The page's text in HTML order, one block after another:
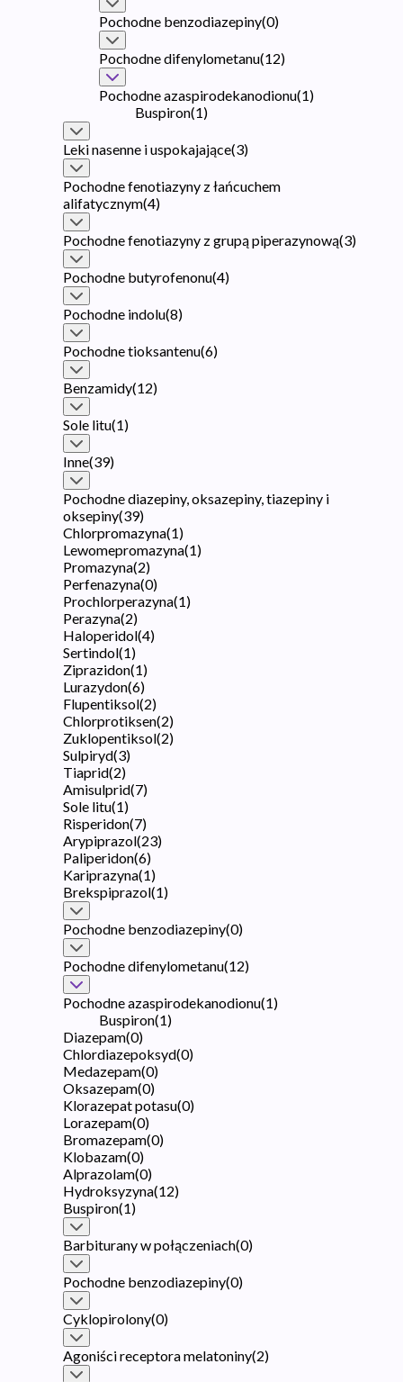
Pochodne benzodiazepiny(0)
Pochodne difenylometanu(12)
Pochodne azaspirodekanodionu(1)
Buspiron(1)
Leki nasenne i uspokajające(3)
Pochodne fenotiazyny z łańcuchem
alifatycznym(4)
Pochodne fenotiazyny z grupą piperazynową(3)
Pochodne butyrofenonu(4)
Pochodne indolu(8)
Pochodne tioksantenu(6)
Benzamidy(12)
Sole litu(1)
Inne(39)
Pochodne diazepiny, oksazepiny, tiazepiny i
oksepiny(39)
Chlorpromazyna(1)
Lewomepromazyna(1)
Promazyna(2)
Perfenazyna(0)
Prochlorperazyna(1)
Perazyna(2)
Haloperidol(4)
Sertindol(1)
Ziprazidon(1)
Lurazydon(6)
Flupentiksol(2)
Chlorprotiksen(2)
Zuklopentiksol(2)
Sulpiryd(3)
Tiaprid(2)
Amisulprid(7)
Sole litu(1)
Risperidon(7)
Arypiprazol(23)
Paliperidon(6)
Kariprazyna(1)
Brekspiprazol(1)
Pochodne benzodiazepiny(0)
Pochodne difenylometanu(12)
Pochodne azaspirodekanodionu(1)
Buspiron(1)
Diazepam(0)
Chlordiazepoksyd(0)
Medazepam(0)
Oksazepam(0)
Klorazepat potasu(0)
Lorazepam(0)
Bromazepam(0)
Klobazam(0)
Alprazolam(0)
Hydroksyzyna(12)
Buspiron(1)
Barbiturany w połączeniach(0)
Pochodne benzodiazepiny(0)
Cyklopirolony(0)
Agoniści receptora melatoniny(2)